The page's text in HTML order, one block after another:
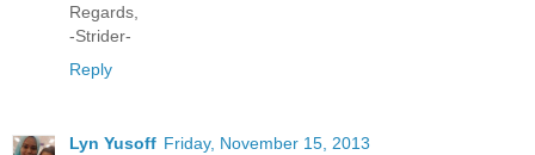
Regards,
-Strider-
Reply
Lyn Yusoff Friday, November 15, 2013